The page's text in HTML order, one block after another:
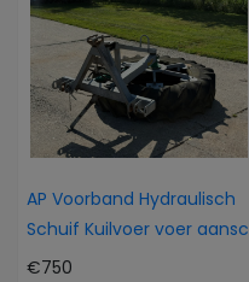
AP Voorband Hydraulisch
Schuif Kuilvoer voer aansc
€750